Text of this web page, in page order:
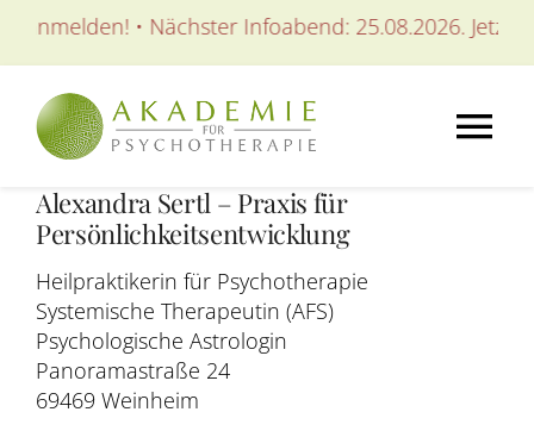
Inhalt
springen
• Nächster Infoabend: 25.08.2026. Jetzt
AKADEMIE
AUSBILDUNGEN
WEITERBILDUNGEN
Alexandra Sertl – Praxis für
Persönlichkeitsentwicklung
Heilpraktikerin für Psychotherapie
Systemische Therapeutin (AFS)
Psychologische Astrologin
Panoramastraße 24
69469 Weinheim